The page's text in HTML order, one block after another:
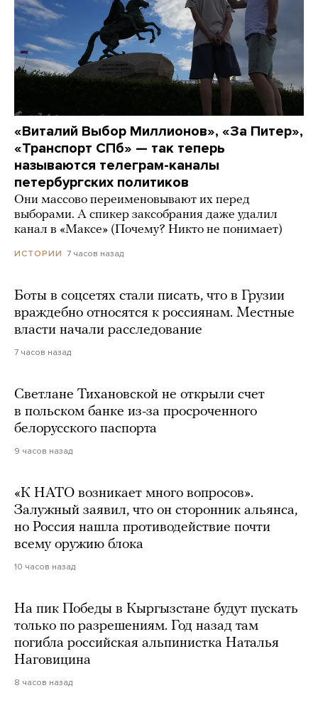
«Виталий Выбор Миллионов», «За Питер»,
«Транспорт СПб» — так теперь
называются телеграм-каналы
петербургских политиков
Они массово переименовывают их перед
выборами. А спикер заксобрания даже удалил
канал в «Максе» (Почему? Никто не понимает)
ИСТОРИИ 7 часов назад
Боты в соцсетях стали писать, что в Грузии
враждебно относятся к россиянам. Местные
власти начали расследование
7 часов назад
Светлане Тихановской не открыли счет
в польском банке из-за просроченного
белорусского паспорта
9 часов назад
«К НАТО возникает много вопросов».
Залужный заявил, что он сторонник альянса,
но Россия нашла противодействие почти
всему оружию блока
10 часов назад
На пик Победы в Кыргызстане будут пускать
только по разрешениям. Год назад там
погибла российская альпинистка Наталья
Наговицина
8 часов назад